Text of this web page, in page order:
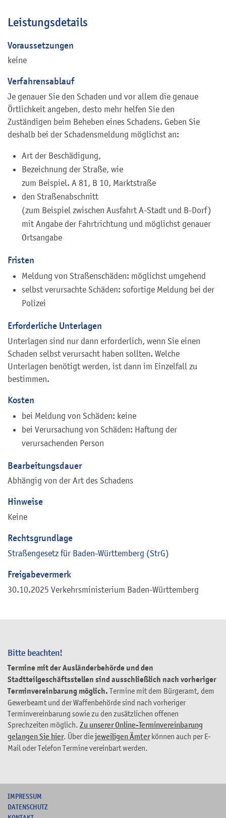
Bitte beachten!
Termine mit der Ausländerbehörde und den
Stadtteilgeschäftsstellen sind ausschließlich nach vorheriger
Terminvereinbarung möglich. Termine mit dem Bürgeramt, dem
Gewerbeamt und der Waffenbehörde sind nach vorheriger
Terminvereinbarung sowie zu den zusätzlichen offenen
Sprechzeiten möglich. Zu unserer Online-Terminvereinbarung
gelangen Sie hier. Über diejeweiligen Ämterkönnen auch per E-
Mail oder Telefon Termine vereinbart werden.
Leistungsdetails
Voraussetzungen
keine
Verfahrensablauf
Je genauer Sie den Schaden und vor allem die genaue
Örtlichkeit angeben, desto mehr helfen Sie den
Zuständigen beim Beheben eines Schadens. Geben Sie
deshalb bei der Schadensmeldung möglichst an:
Art der Beschädigung,
Bezeichnung der Straße, wie
zum Beispiel. A 81, B 10, Marktstraße
den Straßenabschnitt
(zum Beispiel zwischen Ausfahrt A-Stadt und B-Dorf)
mit Angabe der Fahrtrichtung und möglichst genauer
Ortsangabe
Fristen
Meldung von Straßenschäden: möglichst umgehend
selbst verursachte Schäden: sofortige Meldung bei der
Polizei
Erforderliche Unterlagen
Unterlagen sind nur dann erforderlich, wenn Sie einen
Schaden selbst verursacht haben sollten. Welche
Unterlagen benötigt werden, ist dann im Einzelfall zu
bestimmen.
Kosten
bei Meldung von Schäden: keine
bei Verursachung von Schäden: Haftung der
verursachenden Person
Bearbeitungsdauer
Abhängig von der Art des Schadens
Hinweise
Keine
Rechtsgrundlage
Straßengesetz für Baden-Württemberg (StrG)
Freigabevermerk
30.10.2025 Verkehrsministerium Baden-Württemberg
IMPRESSUM
DATENSCHUTZ